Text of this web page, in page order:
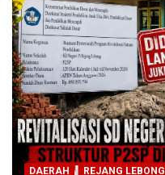
DAERAH REJANG LEBONG